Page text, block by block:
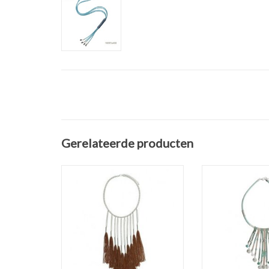
Gerelateerde producten
Kleur: goud bruin
Maat: One Size - verstelbaar
TOEVOEGEN AAN WINKELWAGEN
met
Maat: 44 cm +
TOEVOEGEN AAN